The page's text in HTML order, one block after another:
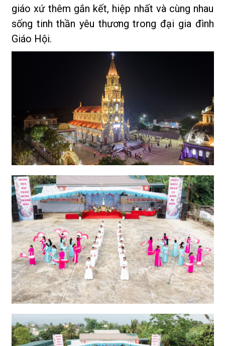
giáo xứ thêm gắn kết, hiệp nhất và cùng nhau
sống tinh thần yêu thương trong đại gia đình
Giáo Hội.